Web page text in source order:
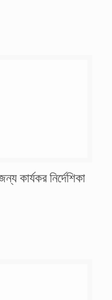
কার্যকর নির্দেশিকা